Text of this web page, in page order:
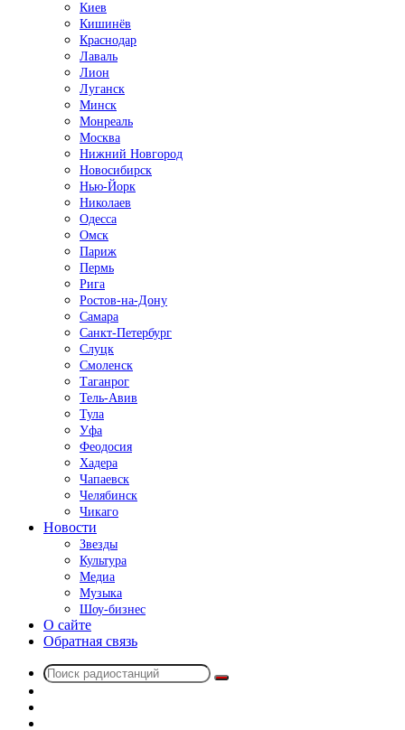
Киев
Кишинёв
Краснодар
Лаваль
Лион
Луганск
Минск
Монреаль
Москва
Нижний Новгород
Новосибирск
Нью-Йорк
Николаев
Одесса
Омск
Париж
Пермь
Рига
Ростов-на-Дону
Самара
Санкт-Петербург
Слуцк
Смоленск
Таганрог
Тель-Авив
Тула
Уфа
Феодосия
Хадера
Чапаевск
Челябинск
Чикаго
Новости
Звезды
Культура
Медиа
Музыка
Шоу-бизнес
О сайте
Обратная связь
Поиск